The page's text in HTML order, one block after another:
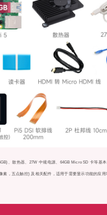
、散热器、27W 中规电源、64GB Micro SD 卡等基
素，五点触控) 及相关配件，适用于需要显示功能的应